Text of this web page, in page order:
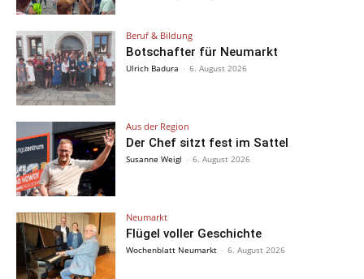
Beruf & Bildung
Botschafter für Neumarkt
Ulrich Badura - 6. August 2026
Aus der Region
Der Chef sitzt fest im Sattel
Susanne Weigl - 6. August 2026
Neumarkt
Flügel voller Geschichte
Wochenblatt Neumarkt - 6. August 2026